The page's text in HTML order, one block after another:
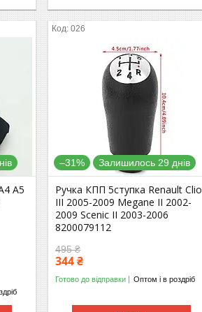
A5
026
–31% Залишилось 29 днів
Ручка КПП 5ступка Renault Clio
III 2005-2009 Megane II 2002-
2009 Scenic II 2003-2006
8200079112
495 ₴
344 ₴
Готово до відправки Оптом і в роздріб